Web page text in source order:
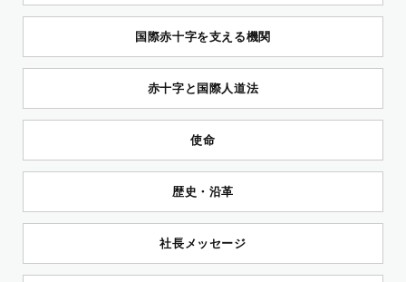
国際赤十字を支える機関
赤十字と国際人道法
使命
歴史・沿革
社長メッセージ